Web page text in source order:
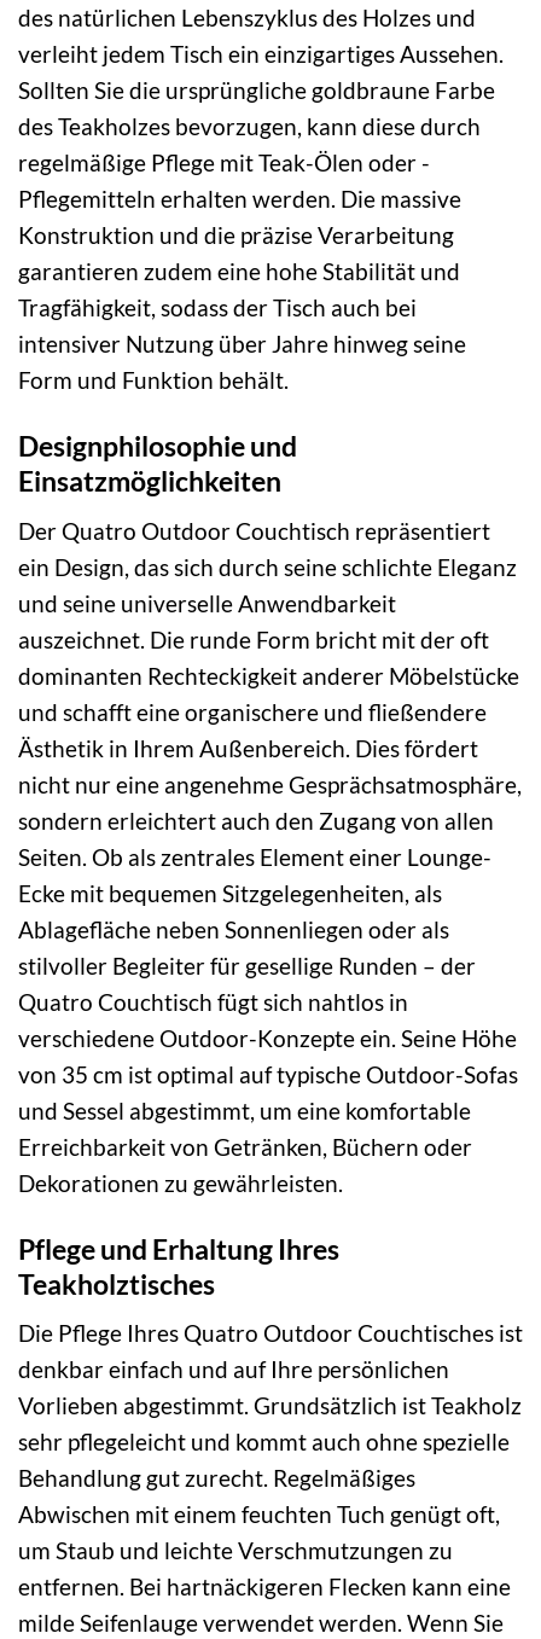
des natürlichen Lebenszyklus des Holzes und
verleiht jedem Tisch ein einzigartiges Aussehen.
Sollten Sie die ursprüngliche goldbraune Farbe
des Teakholzes bevorzugen, kann diese durch
regelmäßige Pflege mit Teak-Ölen oder -
Pflegemitteln erhalten werden. Die massive
Konstruktion und die präzise Verarbeitung
garantieren zudem eine hohe Stabilität und
Tragfähigkeit, sodass der Tisch auch bei
intensiver Nutzung über Jahre hinweg seine
Form und Funktion behält.
Designphilosophie und
Einsatzmöglichkeiten
Der Quatro Outdoor Couchtisch repräsentiert
ein Design, das sich durch seine schlichte Eleganz
und seine universelle Anwendbarkeit
auszeichnet. Die runde Form bricht mit der oft
dominanten Rechteckigkeit anderer Möbelstücke
und schafft eine organischere und fließendere
Ästhetik in Ihrem Außenbereich. Dies fördert
nicht nur eine angenehme Gesprächsatmosphäre,
sondern erleichtert auch den Zugang von allen
Seiten. Ob als zentrales Element einer Lounge-
Ecke mit bequemen Sitzgelegenheiten, als
Ablagefläche neben Sonnenliegen oder als
stilvoller Begleiter für gesellige Runden – der
Quatro Couchtisch fügt sich nahtlos in
verschiedene Outdoor-Konzepte ein. Seine Höhe
von 35 cm ist optimal auf typische Outdoor-Sofas
und Sessel abgestimmt, um eine komfortable
Erreichbarkeit von Getränken, Büchern oder
Dekorationen zu gewährleisten.
Pflege und Erhaltung Ihres
Teakholztisches
Die Pflege Ihres Quatro Outdoor Couchtisches ist
denkbar einfach und auf Ihre persönlichen
Vorlieben abgestimmt. Grundsätzlich ist Teakholz
sehr pflegeleicht und kommt auch ohne spezielle
Behandlung gut zurecht. Regelmäßiges
Abwischen mit einem feuchten Tuch genügt oft,
um Staub und leichte Verschmutzungen zu
entfernen. Bei hartnäckigeren Flecken kann eine
milde Seifenlauge verwendet werden. Wenn Sie